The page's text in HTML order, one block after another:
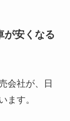
が安くなる
会社が、日
ます。